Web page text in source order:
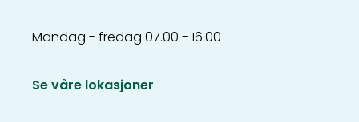
Mandag - fredag 07.00 - 16.00
Se våre lokasjoner